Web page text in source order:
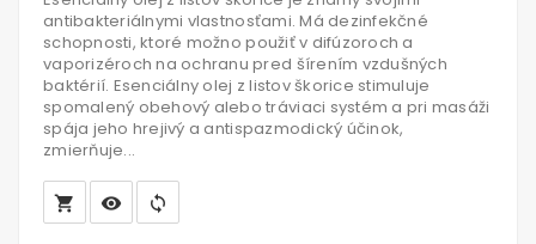
antibakteriálnymi vlastnosťami. Má dezinfekčné
schopnosti, ktoré možno použiť v difúzoroch a
vaporizéroch na ochranu pred šírením vzdušných
baktérií. Esenciálny olej z listov škorice stimuluje
spomalený obehový alebo tráviaci systém a pri masáži
spája jeho hrejivý a antispazmodický účinok,
zmierňuje...
local_grocery_store visibility sync